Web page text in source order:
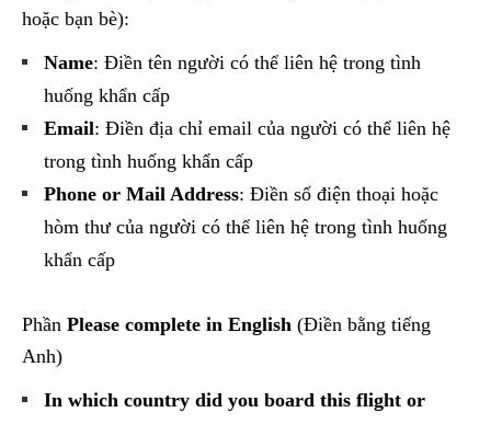
hoặc bạn bè):
Name: Điền tên người có thể liên hệ trong tình
huống khẩn cấp
Email: Điền địa chỉ email của người có thể liên hệ
trong tình huống khẩn cấp
Phone or Mail Address: Điền số điện thoại hoặc
hòm thư của người có thể liên hệ trong tình huống
khẩn cấp
Phần Please complete in English (Điền bằng tiếng
Anh)
In which country did you board this flight or